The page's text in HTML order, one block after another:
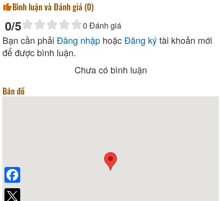
Bình luận và Đánh giá (0)
0/5 0 Đánh giá
Bạn cần phải Đăng nhập hoặcĐăng kýtài khoản mới
để được bình luận.
Chưa có bình luận
Bản đồ
Facebook